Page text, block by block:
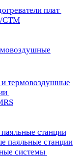
плат
СТМ
термовоздушные
станции
паяльные станции
системы